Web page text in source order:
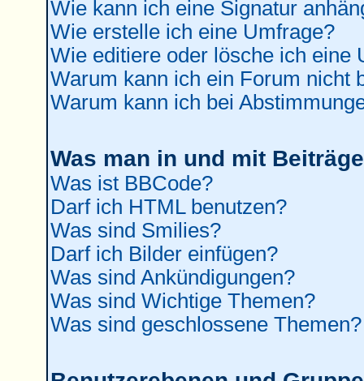
Wie kann ich eine Signatur
Wie erstelle ich eine Umfrage?
Wie editiere oder lösche ich eine
Warum kann ich ein Forum nicht
Warum kann ich bei
Was man in und mit
Was ist BBCode?
Darf ich HTML benutzen?
Was sind Smilies?
Darf ich Bilder einfügen?
Was sind Ankündigungen?
Was sind Wichtige Themen?
Was sind geschlossene Themen?